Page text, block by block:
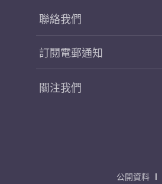
聯絡我們
訂閱電郵通知
關注我們
公開資料